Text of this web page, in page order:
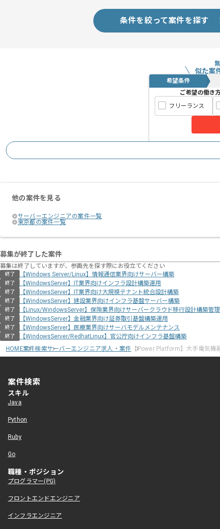
条件を絞って案件を探す
似た案
希望条件
ご希望の働き
フリーランス
他の案件を見る
サーバーエンジニアの案件一覧
東京都の案件一覧
募集が終了した案件
募集は終了していますが、参画先を探す際にお役立てください
終了 【Windows Server/Linux】情報通信業界向けサーバー構築
終了 【WindowsServer】IT業界向けインフラ設計構築運用
終了 【WindowsServer】IT業界向け大規模テナント統合設計構築
終了 【WindowsServer】建設業界向けインフラ基盤サーバー構築
終了 【Linux/WindowsServer】保険業界向けサーバークラウド移行設計構築管理
終了 【WindowsServer】金融業界向け証券取引基盤構築運用
終了 【WindowsServer】医療業界向けサーバモデルメンテナンス
終了
【WindowsServer/RedhatLinux】官公庁向けインフラ基盤構築
HOME案件検索サーバーエンジニア求人・案件 【Power Platform】大手電気
案件検索
スキル
Java
Python
Ruby
Go
職種・ポジション
プログラマー(PG)
フロントエンドエンジニア
インフラエンジニア